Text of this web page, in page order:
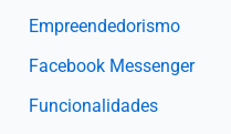
Empreendedorismo
Facebook Messenger
Funcionalidades